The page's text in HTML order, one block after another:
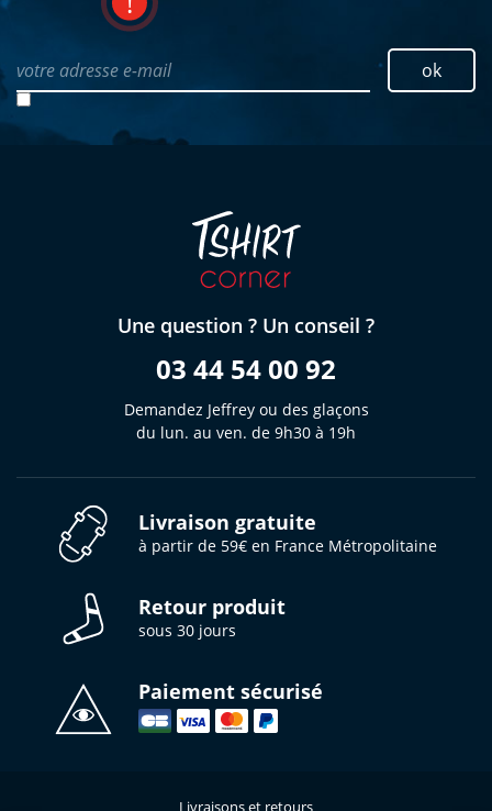
votre adresse e-mail ok
Une question ? Un conseil ?
03 44 54 00 92
Demandez Jeffrey ou des glaçons
du lun. au ven. de 9h30 à 19h
Livraison gratuite
à partir de 59€ en France Métropolitaine
Retour produit
sous 30 jours
Paiement sécurisé
Livraisons et retours